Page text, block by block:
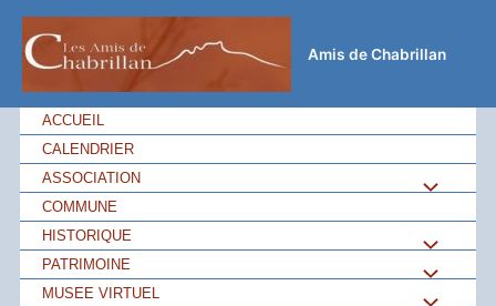
contenu
Amis de Chabrillan
ACCUEIL
CALENDRIER
ASSOCIATION
Menu
COMMUNE
HISTORIQUE
PATRIMOINE
MUSEE VIRTUEL